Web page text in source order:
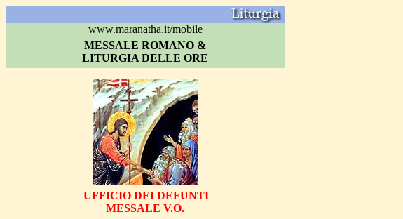
www.maranatha.it/mobile
MESSALE ROMANO &
LITURGIA DELLE ORE
UFFICIO DEI DEFUNTI
MESSALE V.O.